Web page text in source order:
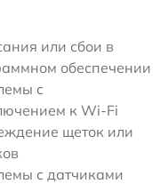
или сбои в
обеспечении
с
к Wi-Fi
щеток или
с датчиками